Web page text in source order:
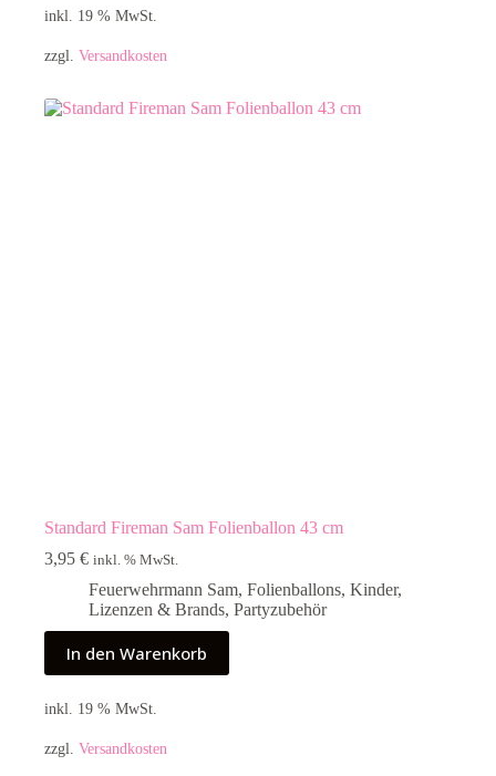
inkl. 19 % MwSt.
zzgl. Versandkosten
Standard Fireman Sam Folienballon 43 cm
3,95 € inkl. % MwSt.
Feuerwehrmann Sam, Folienballons, Kinder,
Lizenzen & Brands, Partyzubehör
In den Warenkorb
inkl. 19 % MwSt.
zzgl. Versandkosten